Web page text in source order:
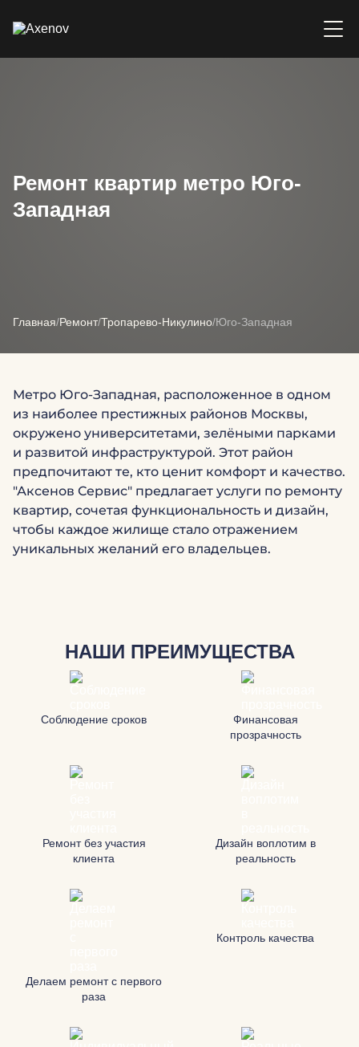
Ремонт квартир метро Юго-
Западная
Главная/Ремонт/Тропарево-Никулино/Юго-Западная
Метро Юго-Западная, расположенное в одном
из наиболее престижных районов Москвы,
окружено университетами, зелёными парками
и развитой инфраструктурой. Этот район
предпочитают те, кто ценит комфорт и качество.
"Аксенов Сервис" предлагает услуги по ремонту
квартир, сочетая функциональность и дизайн,
чтобы каждое жилище стало отражением
уникальных желаний его владельцев.
НАШИ ПРЕИМУЩЕСТВА
Соблюдение сроков
Финансовая
прозрачность
Ремонт без участия
клиента
Дизайн воплотим в
реальность
Делаем ремонт с первого
раза
Контроль качества